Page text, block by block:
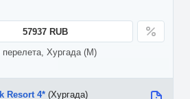
57937 RUB
перелета, Хургада (M)
Resort 4* (Хургада)